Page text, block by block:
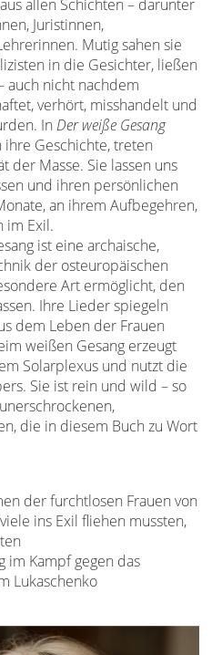
allen Schichten – darunter
Juristinnen,
Mutig sahen sie
in die Gesichter, ließen
auch nicht nachdem
verhört, misshandelt und
In Der weiße Gesang
Geschichte, treten
der Masse. Sie lassen uns
und ihren persönlichen
an ihrem Aufbegehren,
im Exil.
ist eine archaische,
der osteuropäischen
Art ermöglicht, den
Ihre Lieder spiegeln
dem Leben der Frauen
weißen Gesang erzeugt
Solarplexus und nutzt die
Sie ist rein und wild – so
die in diesem Buch zu Wort
der furchtlosen Frauen von
ins Exil fliehen mussten,
im Kampf gegen das
Lukaschenko